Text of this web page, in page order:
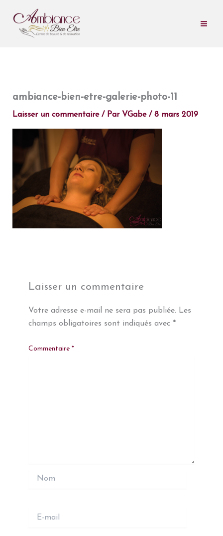
contenu
ambiance-bien-etre-galerie-photo-11
Laisser un commentaire / Par VGabe / 8 mars 2019
Laisser un commentaire
Votre adresse e-mail ne sera pas publiée. Les
champs obligatoires sont indiqués avec *
Commentaire *
Nom
mail